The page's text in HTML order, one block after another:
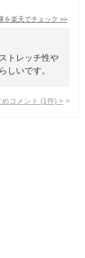
を楽天でチェック >>
トレッチ性や
しいです。
コメント (1 件) >